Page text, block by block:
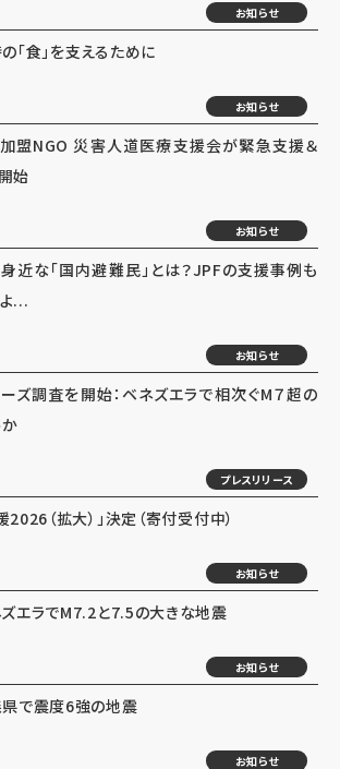
お知らせ
「食」を支えるために
お知らせ
盟NGO 災害人道医療支援会が緊急支援＆
始
お知らせ
身近な「国内避難民」とは？JPFの支援事例も
...
お知らせ
ズ調査を開始：ベネズエラで相次ぐM７超の
プレスリリース
（拡大）」決定（寄付受付中）
お知らせ
ズエラでM7.2と7.5の大きな地震
お知らせ
県で震度6強の地震
お知らせ